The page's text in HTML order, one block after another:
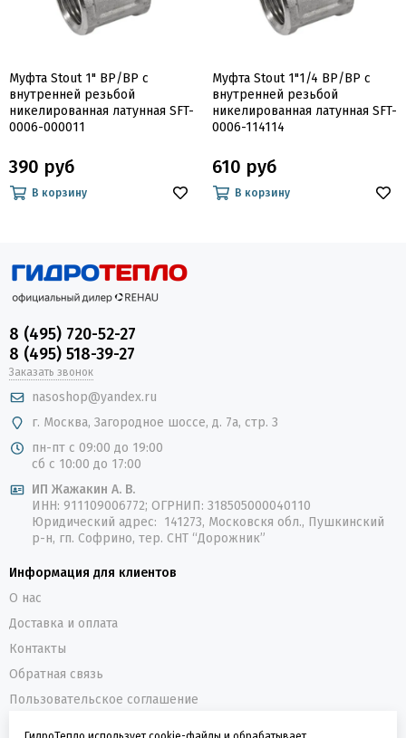
Муфта Stout 1" ВР/ВР с
внутренней резьбой
никелированная латунная SFT-
0006-000011
390 руб
В корзину
Муфта Stout 1"1/4 ВР/ВР с
внутренней резьбой
никелированная латунная SFT-
0006-114114
610 руб
В корзину
8 (495) 720-52-27
8 (495) 518-39-27
Заказать звонок
nasoshop@yandex.ru
г. Москва, Загородное шоссе, д. 7а, стр. 3
пн-пт с 09:00 до 19:00
сб с 10:00 до 17:00
ИП Жажакин А. В.
ИНН: 911109006772; ОГРНИП: 318505000040110
Юридический адрес: 141273, Московскя обл., Пушкинский
р-н, гп. Софрино, тер. СНТ “Дорожник”
Информация для клиентов
О нас
Доставка и оплата
Контакты
Обратная связь
Пользовательское соглашение